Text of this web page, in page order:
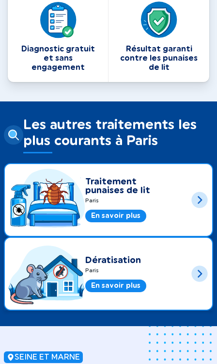
Diagnostic gratuit
et sans
engagement
Résultat garanti
contre les punaises
de lit
Les autres traitements les
plus courants à Paris
Traitement
punaises de lit
Paris
En savoir plus
Dératisation
Paris
En savoir plus
SEINE ET MARNE